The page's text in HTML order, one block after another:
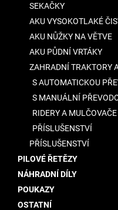
SEKAČKY
AKU VYSOKOTLAKÉ
AKU NŮŽKY NA VĚTVE
AKU PŮDNÍ VRTÁKY
ZAHRADNÍ TRAKTORY
S AUTOMATICKOU
S MANUÁLNÍ
RIDERY A MULČOVAČE
PŘÍSLUŠENSTVÍ
PŘÍSLUŠENSTVÍ
PILOVÉ ŘETĚZY
NÁHRADNÍ DÍLY
POUKAZY
OSTATNÍ